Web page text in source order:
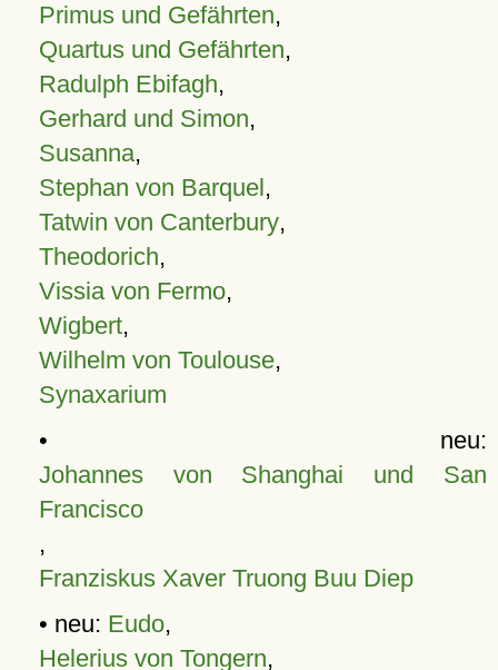
Primus und Gefährten,
Quartus und Gefährten,
Radulph Ebifagh,
Gerhard und Simon,
Susanna,
Stephan von Barquel,
Tatwin von Canterbury,
Theodorich,
Vissia von Fermo,
Wigbert,
Wilhelm von Toulouse,
Synaxarium
• neu:
Johannes von Shanghai und San
Francisco
,
Franziskus Xaver Truong Buu Diep
• neu: Eudo,
Helerius von Tongern,